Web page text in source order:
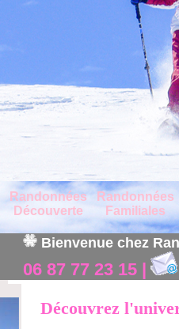
Randonnées
Découverte
Randonnées
Familiales
Bienvenue chez
06 87 77 23 15 |
Découvrez